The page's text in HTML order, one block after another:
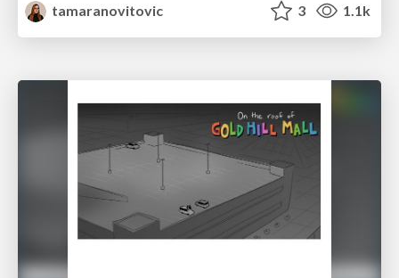
tamaranovitovic
3 1.1k